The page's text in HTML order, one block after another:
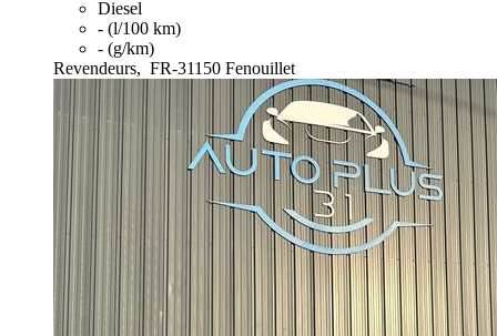
Diesel
- (l/100 km)
- (g/km)
Revendeurs, FR-31150 Fenouillet